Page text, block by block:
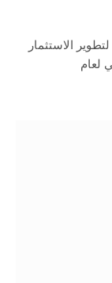
الاستثمار
لعام